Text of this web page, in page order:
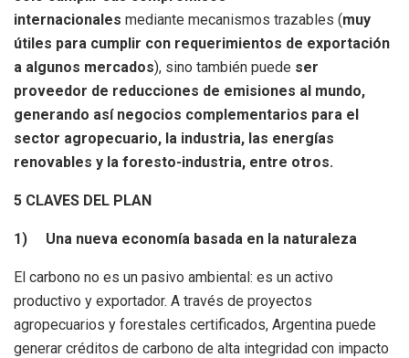
internacionales mediante mecanismos trazables (muy
útiles para cumplir con requerimientos de exportación
a algunos mercados), sino también puede ser
proveedor de reducciones de emisiones al mundo,
generando así negocios complementarios para el
sector agropecuario, la industria, las energías
renovables y la foresto-industria, entre otros.
5 CLAVES DEL PLAN
1) Una nueva economía basada en la naturaleza
El carbono no es un pasivo ambiental: es un activo
productivo y exportador. A través de proyectos
agropecuarios y forestales certificados, Argentina puede
generar créditos de carbono de alta integridad con impacto